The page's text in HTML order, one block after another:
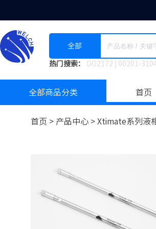
全部
热门搜索： DO2172 00201-
全部商品分类 首页
首页 > 产品中心 > Xtimate系列液